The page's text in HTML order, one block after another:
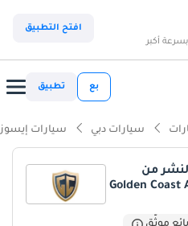
أكبر
افتح التطبيق
بع تطبيق
سيارات دبي سيارات
من
Golden Coast